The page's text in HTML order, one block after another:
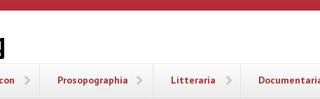
Prosopographia Litteraria